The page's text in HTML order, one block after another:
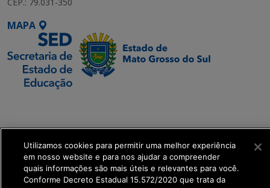
MAPA
Transformação Digital
get_footer();
Utilizamos cookies para permitir uma melhor experiência
em nosso website e para nos ajudar a compreender
quais informações são mais úteis e relevantes para você.
Conforme Decreto Estadual 15.572/2020 que trata da